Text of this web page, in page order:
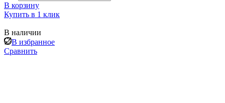
В корзину
Купить в 1 клик
В наличии
В избранное
Сравнить